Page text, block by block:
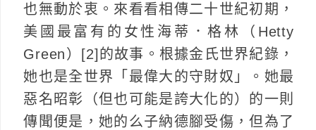
也無動於衷。來看看相傳二十世紀初期，
美國最富有的女性海蒂．格林（Hetty
Green）[2]的故事。根據金氏世界紀錄，
她也是全世界「最偉大的守財奴」。她最
惡名昭彰（但也可能是誇大化的）的一則
傳聞便是，她的么子納德腳受傷，但為了